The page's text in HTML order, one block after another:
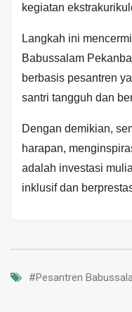
kegiatan
Langkah ini
Babussalam
berbasis pesantren
santri tangguh dan
Dengan demikian,
harapan,
adalah investasi
inklusif dan
#Pesantren